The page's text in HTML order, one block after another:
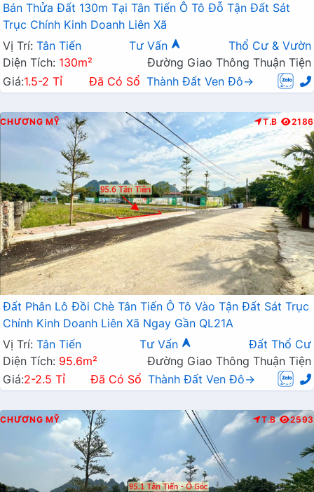
Bán Thửa Đất 130m Tại Tân Tiến Ô Tô Đỗ Tận Đất Sát
Trục Chính Kinh Doanh Liên Xã
Vị Trí: Tân Tiến Tư Vấn
Thổ Cư & Vườn
Diện Tích: 130m²
Đường Giao Thông Thuận Tiện
Giá:1.5-2 Tỉ Đã Có Sổ Thành Đất Ven Đô→
CHƯƠNG MỸ T.B 2186
Đất Phân Lô Đồi Chè Tân Tiến Ô Tô Vào Tận Đất Sát Trục
Chính Kinh Doanh Liên Xã Ngay Gần QL21A
Vị Trí: Tân Tiến Tư Vấn
Đất Thổ Cư
Diện Tích: 95.6m²
Đường Giao Thông Thuận Tiện
Giá:2-2.5 Tỉ Đã Có Sổ Thành Đất Ven Đô→
CHƯƠNG MỸ T.B 2593